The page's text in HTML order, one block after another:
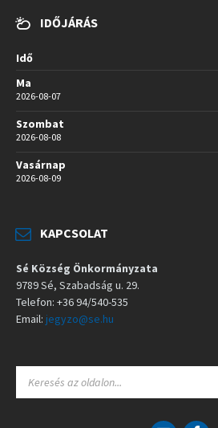
IDŐJÁRÁS
Idő
Ma
2026-08-07
Szombat
2026-08-08
Vasárnap
2026-08-09
KAPCSOLAT
Sé Község Önkormányzata
9789 Sé, Szabadság u. 29.
Telefon: +36 94/540-535
Email: jegyzo@se.hu
A